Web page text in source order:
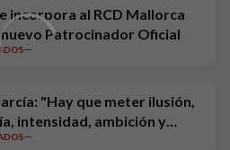
incorpora al RCD Mallorca
Patrocinador Oficial
"Hay que meter ilusión,
intensidad, ambición y